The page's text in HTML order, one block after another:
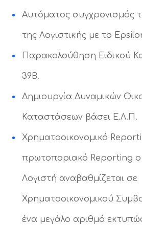
Αυτόματος συγχρονισμός
της Λογιστικής με το
Παρακολούθηση Ειδικού
39Β.
Δημιουργία Δυναμικών
Καταστάσεων βάσει Ε.Λ.Π.
Χρηματοοικονομικό
πρωτοποριακό Reporting ο
Λογιστή αναβαθμίζεται σε
Χρηματοοικονομικού
ένα μεγάλο αριθμό